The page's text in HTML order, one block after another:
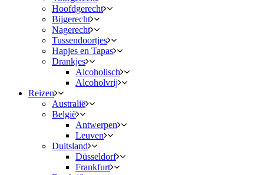
Hoofdgerecht
Bijgerecht
Nagerecht
Tussendoortjes
Hapjes en Tapas
Drankjes
Alcoholisch
Alcoholvrij
Reizen
Australië
België
Antwerpen
Leuven
Duitsland
Düsseldorf
Frankfurt